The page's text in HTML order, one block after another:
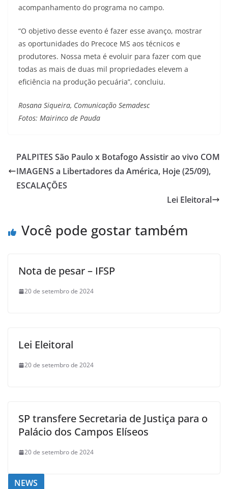
acompanhamento do programa no campo.
“O objetivo desse evento é fazer esse avanço, mostrar
as oportunidades do Precoce MS aos técnicos e
produtores. Nossa meta é evoluir para fazer com que
todas as mais de duas mil propriedades elevem a
eficiência na produção pecuária”, concluiu.
Rosana Siqueira, Comunicação Semadesc
Fotos: Mairinco de Pauda
PALPITES São Paulo x Botafogo Assistir ao vivo COM
IMAGENS a Libertadores da América, Hoje (25/09),
ESCALAÇÕES
Lei Eleitoral
Você pode gostar também
Nota de pesar – IFSP
20 de setembro de 2024
Lei Eleitoral
20 de setembro de 2024
SP transfere Secretaria de Justiça para o
Palácio dos Campos Elíseos
20 de setembro de 2024
NEWS